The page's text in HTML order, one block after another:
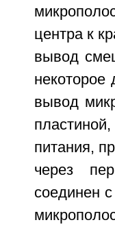
центра к
вывод
некоторое
вывод
питания,
через
соединен